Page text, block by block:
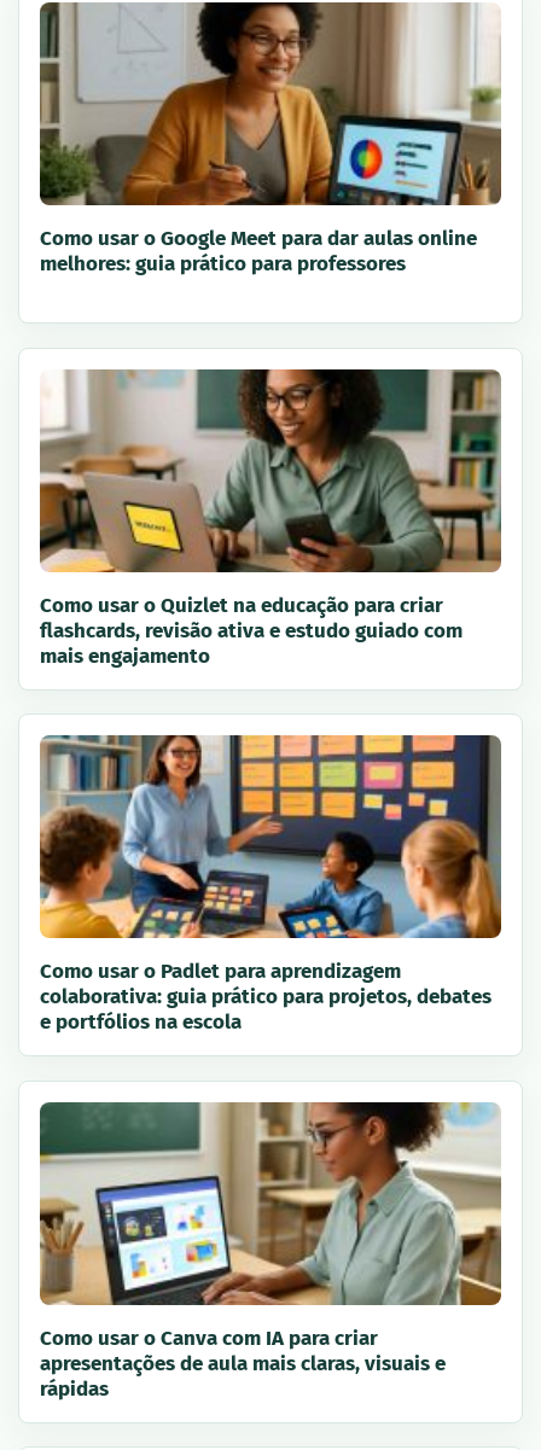
Como usar o Google Meet para dar aulas online
melhores: guia prático para professores
Como usar o Quizlet na educação para criar
flashcards, revisão ativa e estudo guiado com
mais engajamento
Como usar o Padlet para aprendizagem
colaborativa: guia prático para projetos, debates
e portfólios na escola
Como usar o Canva com IA para criar
apresentações de aula mais claras, visuais e
rápidas